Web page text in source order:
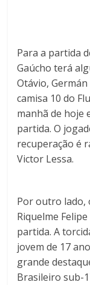
Para a partida
Gaúcho terá
Otávio,
camisa 10 do
manhã de hoje
partida. O
recuperação é
Victor Lessa.
Por outro lado,
Riquelme
partida. A
jovem de 17
grande
Brasileiro sub-